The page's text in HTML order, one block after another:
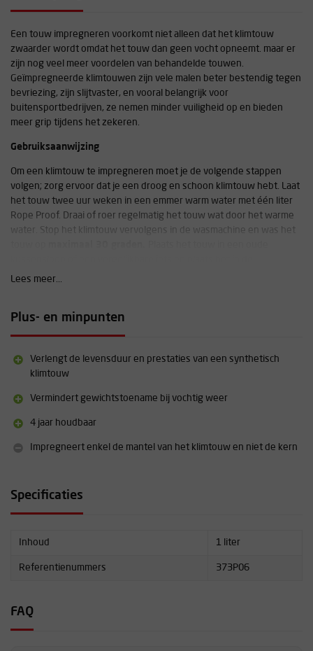
Een touw impregneren voorkomt niet alleen dat het klimtouw
zwaarder wordt omdat het touw dan geen vocht opneemt. maar er
zijn nog veel meer voordelen van behandelde touwen.
Geïmpregneerde klimtouwen zijn vele malen beter bestendig tegen
bevriezing, zijn slijtvaster, en vooral belangrijk voor
buitensportbedrijven, ze nemen minder vuiligheid op en bieden
meer grip tijdens het zekeren.
Gebruiksaanwijzing
Om een klimtouw te impregneren moet je de volgende stappen
volgen; zorg ervoor dat je een droog en schoon klimtouw hebt. Laat
het touw twee uur weken in een emmer warm water met één liter
Rope Proof. Draai of roer regelmatig het touw wat door het warme
water. Stop het klimtouw vervolgens in de wasmachine en was het
wasmachine om knopen te voorkomen. Laat het touw vervolgens
Inhoud: 1 liter
4 jaar houdbaar
Lees meer...
Plus- en minpunten
Verlengt de levensduur en prestaties van een synthetisch
klimtouw
Vermindert gewichtstoename bij vochtig weer
4 jaar houdbaar
Impregneert enkel de mantel van het klimtouw en niet de kern
Specificaties
Inhoud 1 liter
Referentienummers 373P06
FAQ